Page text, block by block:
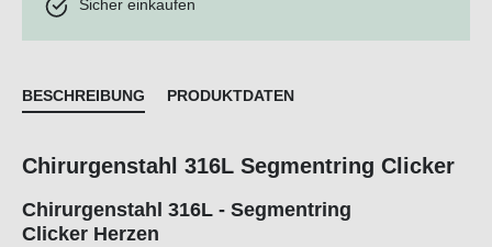
Sicher einkaufen
BESCHREIBUNG PRODUKTDATEN
Chirurgenstahl 316L Segmentring Clicker
Chirurgenstahl 316L - Segmentring
Clicker Herzen